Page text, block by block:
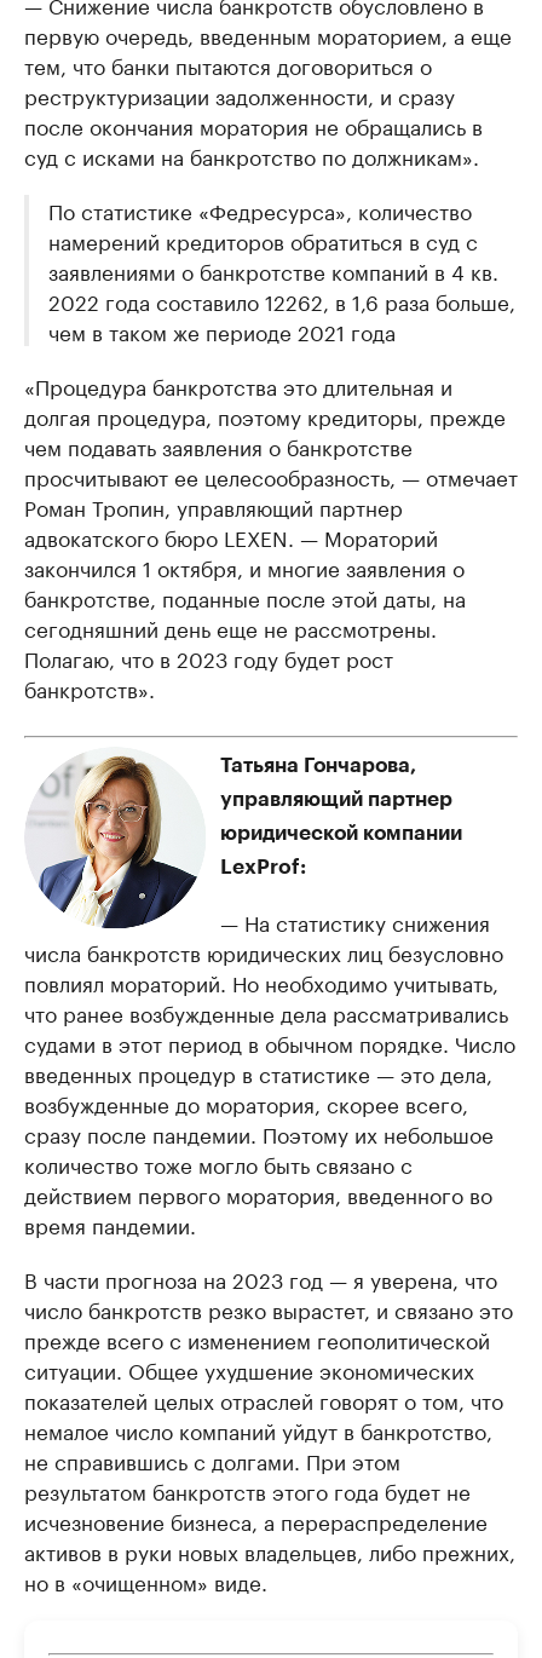
первую очередь, введенным мораторием, а еще
тем, что банки пытаются договориться о
реструктуризации задолженности, и сразу
после окончания моратория не обращались в
суд с исками на банкротство по должникам».
По статистике «Федресурса», количество
намерений кредиторов обратиться в суд с
заявлениями о банкротстве компаний в 4 кв.
2022 года составило 12262, в 1,6 раза больше,
чем в таком же периоде 2021 года
«Процедура банкротства это длительная и
долгая процедура, поэтому кредиторы, прежде
чем подавать заявления о банкротстве
просчитывают ее целесообразность, — отмечает
Роман Тропин, управляющий партнер
адвокатского бюро LEXEN. — Мораторий
закончился 1 октября, и многие заявления о
банкротстве, поданные после этой даты, на
сегодняшний день еще не рассмотрены.
Полагаю, что в 2023 году будет рост
банкротств».
Татьяна Гончарова,
управляющий партнер
юридической компании
LexProf:
— На статистику снижения
числа банкротств юридических лиц безусловно
повлиял мораторий. Но необходимо учитывать,
что ранее возбужденные дела рассматривались
судами в этот период в обычном порядке. Число
введенных процедур в статистике — это дела,
возбужденные до моратория, скорее всего,
сразу после пандемии. Поэтому их небольшое
количество тоже могло быть связано с
действием первого моратория, введенного во
время пандемии.
В части прогноза на 2023 год — я уверена, что
число банкротств резко вырастет, и связано это
прежде всего с изменением геополитической
ситуации. Общее ухудшение экономических
показателей целых отраслей говорят о том, что
немалое число компаний уйдут в банкротство,
не справившись с долгами. При этом
результатом банкротств этого года будет не
исчезновение бизнеса, а перераспределение
активов в руки новых владельцев, либо прежних,
но в «очищенном» виде.